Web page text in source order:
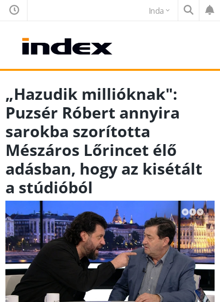
Inda
„Hazudik millióknak":
Puzsér Róbert annyira
sarokba szorította
Mészáros Lőrincet élő
adásban, hogy az kisétált
a stúdióból